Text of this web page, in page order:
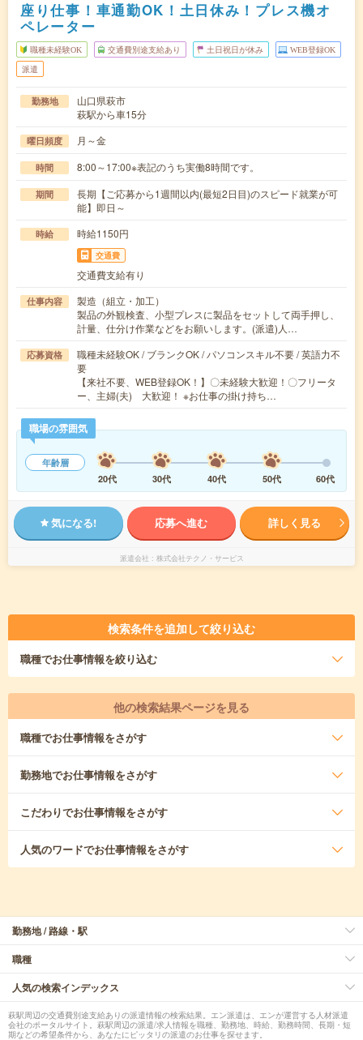
座り仕事！車通勤OK！土日休み！プレス機オ
ペレーター
職種未経験OK 交通費別途支給あり 土日祝日が休み WEB登録OK
派遣
勤務地
山口県萩市
萩駅から車15分
曜日頻度 月～金
時間 8:00～17:00※表記のうち実働8時間です。
期間
長期【ご応募から1週間以内(最短2日目)のスピード就業が可
能】即日～
時給 時給1150円
交通費
交通費支給有り
仕事内容
製造（組立・加工）
製品の外観検査、小型プレスに製品をセットして両手押し、
計量、仕分け作業などをお願いします。(派遣)人…
応募資格
職種未経験OK / ブランクOK / パソコンスキル不要 / 英語力不
要
【来社不要、WEB登録OK！】〇未経験大歓迎！〇フリータ
ー、主婦(夫) 大歓迎！ ※お仕事の掛け持ち…
職場の雰囲気
年齢層
20代
30代 40代 50代 60代
気になる! 応募へ進む 詳しく見る
派遣会社 株式会社テクノ・サービス
検索条件を追加して絞り込む
職種でお仕事情報を絞り込む
他の検索結果ページを見る
職種でお仕事情報をさがす
勤務地でお仕事情報をさがす
こだわりでお仕事情報をさがす
人気のワードでお仕事情報をさがす
勤務地 / 路線・駅
職種
人気の検索インデックス
萩駅周辺の交通費別途支給ありの派遣情報の検索結果。エン派遣は、エンが運営する人材派遣
会社のポータルサイト。萩駅周辺の派遣/求人情報を職種、勤務地、時給、勤務時間、長期・短
期などの希望条件から、あなたにピッタリの派遣のお仕事を探せます。